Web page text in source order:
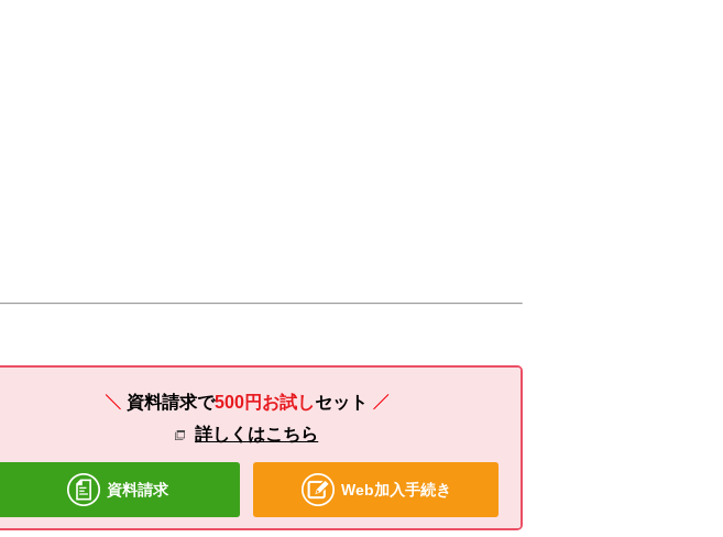
資料請求で500円お試しセット
詳しくはこちら
資料請求 Web加入手続き